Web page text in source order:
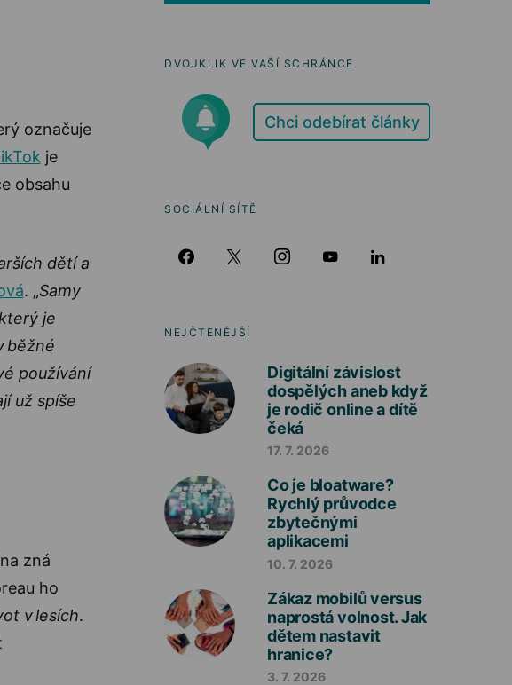
označuje
je
obsahu
dětí a
. „Samy
je
běžné
používání
už spíše
zná
ho
v lesích.
DVOJKLIK VE VAŠÍ SCHRÁNCE
Chci odebírat články
SOCIÁLNÍ SÍTĚ
NEJČTENĚJŠÍ
Digitální závislost
dospělých aneb když
je rodič online a dítě
čeká
17. 7. 2026
Co je bloatware?
Rychlý průvodce
zbytečnými
aplikacemi
10. 7. 2026
Zákaz mobilů versus
naprostá volnost. Jak
dětem nastavit
hranice?
3. 7. 2026